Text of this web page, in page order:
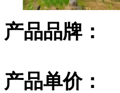
产品品牌：
产品单价：